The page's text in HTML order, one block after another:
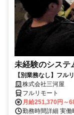
未経験のシステ
【別業務なし】フル
株式会社三河屋
フルリモート
月給251,370円～
勤務時間詳細 実